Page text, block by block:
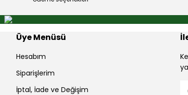
Üye Menüsü
Hesabım
Siparişlerim
İptal, İade ve Değişim